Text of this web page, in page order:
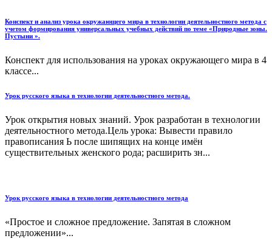
Конспект и анализ урока окружающего мира в технологии деятельностного метода с
учетом формирования универсальных учебных действий по теме «Природные зоны.
Пустыни ».
Конспект для использования на уроках окружающего мира в 4
классе...
Урок русского языка в технологии деятельностного метода.
Урок открытия новых знаний. Урок разработан в технологии
деятельностного метода.Цель урока: Вывести правило
правописания Ь после шипящих на конце имён
существительных женского рода; расширить зн...
Урок русского языка в технологии деятельностного метода
«Простое и сложное предложение. Запятая в сложном
предложении»...